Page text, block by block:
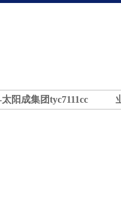
阳成集团tyc7111cc